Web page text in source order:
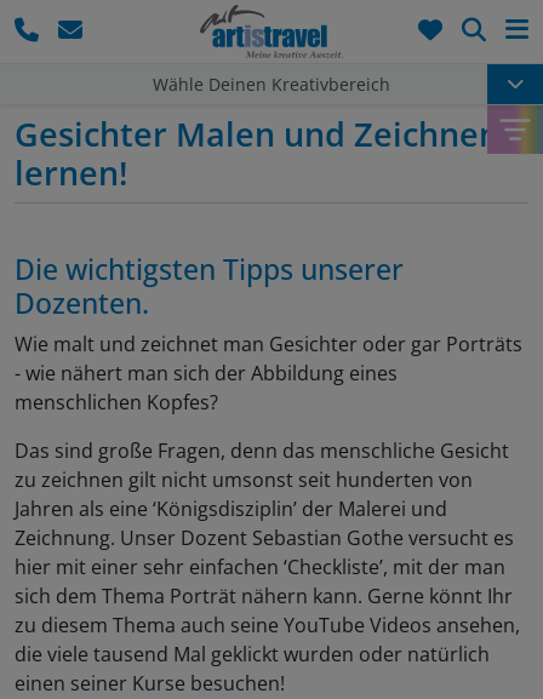
Wähle Deinen Kreativbereich
Gesichter Malen und Zeichnen
lernen!
Die wichtigsten Tipps unserer
Dozenten.
Wie malt und zeichnet man Gesichter oder gar Porträts
- wie nähert man sich der Abbildung eines
menschlichen Kopfes?
Das sind große Fragen, denn das menschliche Gesicht
zu zeichnen gilt nicht umsonst seit hunderten von
Jahren als eine ‘Königsdisziplin’ der Malerei und
Zeichnung. Unser Dozent Sebastian Gothe versucht es
hier mit einer sehr einfachen ‘Checkliste’, mit der man
sich dem Thema Porträt nähern kann. Gerne könnt Ihr
zu diesem Thema auch seine YouTube Videos ansehen,
die viele tausend Mal geklickt wurden oder natürlich
einen seiner Kurse besuchen!